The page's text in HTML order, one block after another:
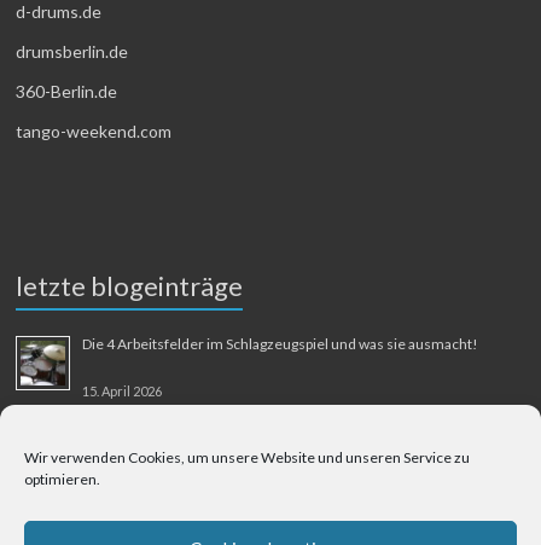
Wir verwenden Cookies, um unsere Website und unseren Service zu
optimieren.
d-drums.de
drumsberlin.de
360-Berlin.de
tango-weekend.com
letzte blogeinträge
Die 4 Arbeitsfelder im Schlagzeugspiel und was sie ausmacht!
15. April 2026
31. August 2025
Berliner Flughafen Tegel – Berlin-Bangkok